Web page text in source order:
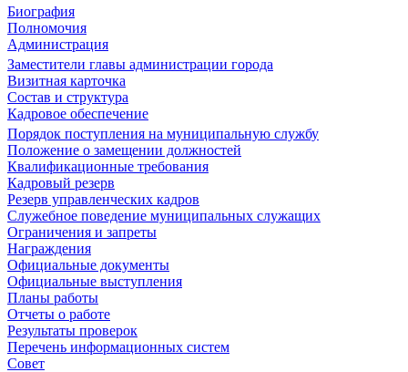
Биография
Полномочия
Администрация
Заместители главы администрации города
Визитная карточка
Состав и структура
Кадровое обеспечение
Порядок поступления на муниципальную службу
Положение о замещении должностей
Квалификационные требования
Кадровый резерв
Резерв управленческих кадров
Служебное поведение муниципальных служащих
Ограничения и запреты
Награждения
Официальные документы
Официальные выступления
Планы работы
Отчеты о работе
Результаты проверок
Перечень информационных систем
Совет